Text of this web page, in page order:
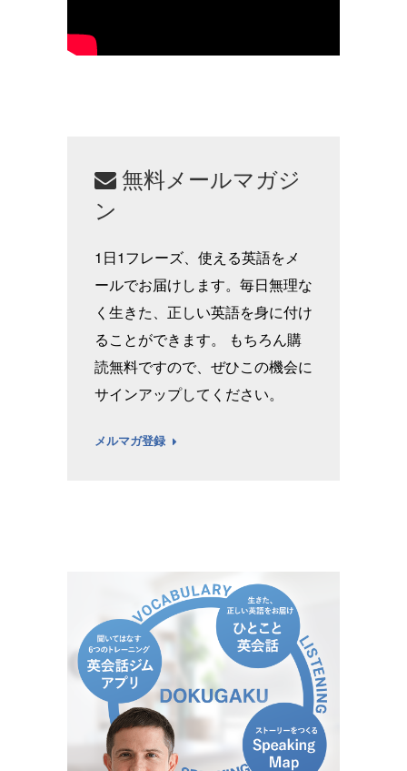
無料メールマガジ
ン
1日1フレーズ、使える英語をメ
ールでお届けします。毎日無理な
く生きた、正しい英語を身に付け
ることができます。 もちろん購
読無料ですので、ぜひこの機会に
サインアップしてください。
メルマガ登録